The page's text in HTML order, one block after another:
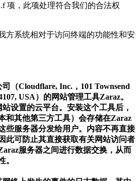
项，此项处理符合我们的合法权
方系统相对于访问终端的功能性和安
（Cloudflare, Inc.，101 Townsend
USA）的网站管理工具Zaraz。
设置的云平台。安装这个工具后，
和其他第三方工具）会存储在Zaraz
些服务器分发给用户。内容不再直接
此可防止其直接获取有关网站访问者
服务器之间进行数据交换，从而
。